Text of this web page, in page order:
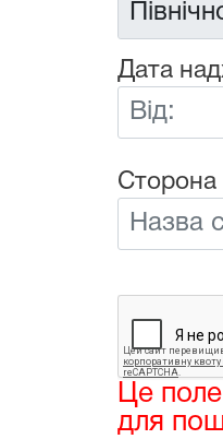
Дата
Від:
Сторона
Це
для